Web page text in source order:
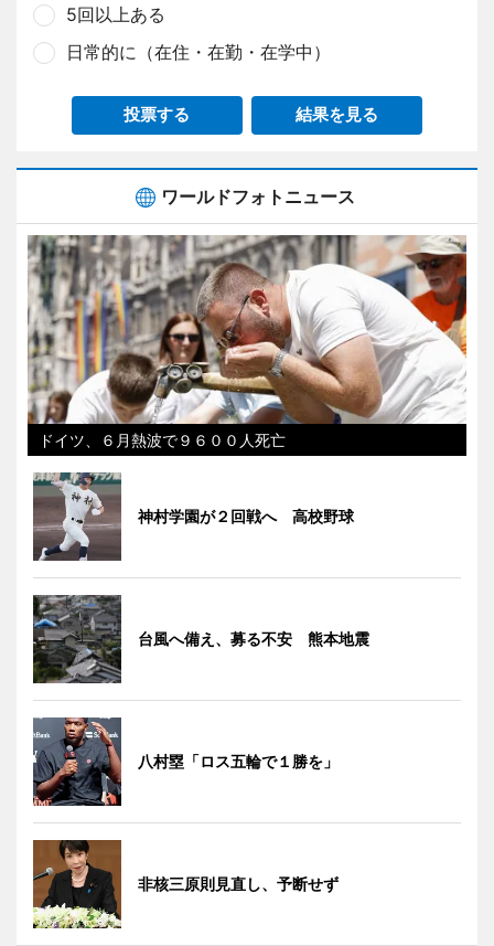
5回以上ある
日常的に（在住・在勤・在学中）
投票する 結果を見る
ワールドフォトニュース
ドイツ、６月熱波で９６００人死亡
神村学園が２回戦へ 高校野球
台風へ備え、募る不安 熊本地震
八村塁「ロス五輪で１勝を」
非核三原則見直し、予断せず